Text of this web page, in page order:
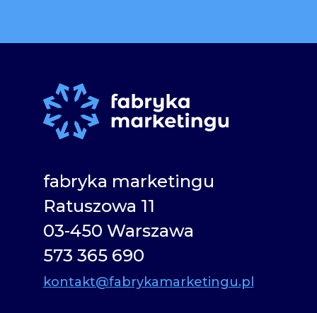
fabryka marketingu
Ratuszowa 11
03-450 Warszawa
573 365 690
kontakt@fabrykamarketingu.pl